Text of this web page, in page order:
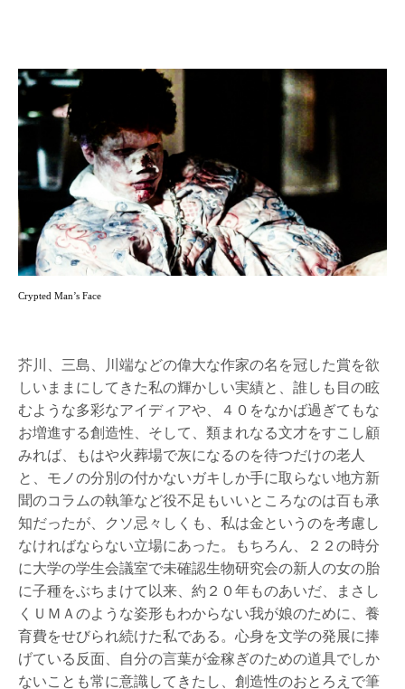
Crypted Man’s Face
芥川、三島、川端などの偉大な作家の名を冠した賞を欲
しいままにしてきた私の輝かしい実績と、誰しも目の眩
むような多彩なアイディアや、４０をなかば過ぎてもな
お増進する創造性、そして、類まれなる文才をすこし顧
みれば、もはや火葬場で灰になるのを待つだけの老人
と、モノの分別の付かないガキしか手に取らない地方新
聞のコラムの執筆など役不足もいいところなのは百も承
知だったが、クソ忌々しくも、私は金というのを考慮し
なければならない立場にあった。もちろん、２２の時分
に大学の学生会議室で未確認生物研究会の新人の女の胎
に子種をぶちまけて以来、約２０年ものあいだ、まさし
くＵＭＡのような姿形もわからない我が娘のために、養
育費をせびられ続けた私である。心身を文学の発展に捧
げている反面、自分の言葉が金稼ぎのための道具でしか
ないことも常に意識してきたし、創造性のおとろえで筆